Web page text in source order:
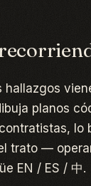
hallazgos
planos
lo
trato —
EN / ES / 中.